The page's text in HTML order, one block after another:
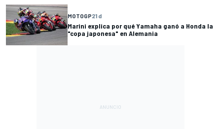
MOTOGP21 d
Marini explica por qué Yamaha ganó a Honda la
"copa japonesa" en Alemania